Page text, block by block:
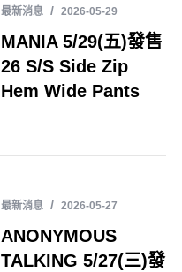
最新消息 2026-05-29
MANIA 5/29(五)發售
26 S/S Side Zip
Hem Wide Pants
最新消息 2026-05-27
ANONYMOUS
TALKING 5/27(三)發